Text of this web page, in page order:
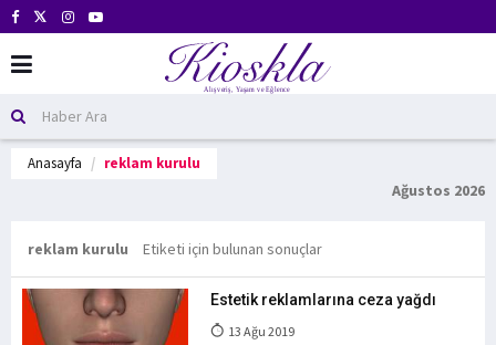
Anasayfa reklam kurulu
Ağustos 2026
reklam kurulu Etiketi için bulunan sonuçlar
Estetik reklamlarına ceza yağdı
13 Ağu 2019